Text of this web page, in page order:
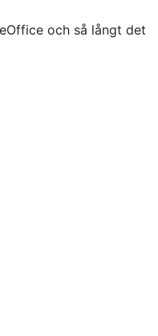
och så långt det